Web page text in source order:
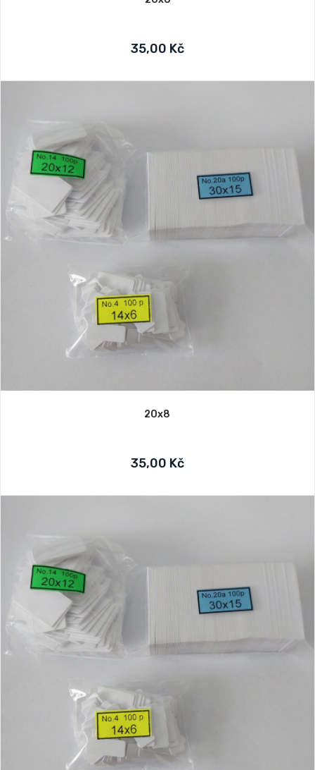
35,00 Kč
20x8
35,00 Kč